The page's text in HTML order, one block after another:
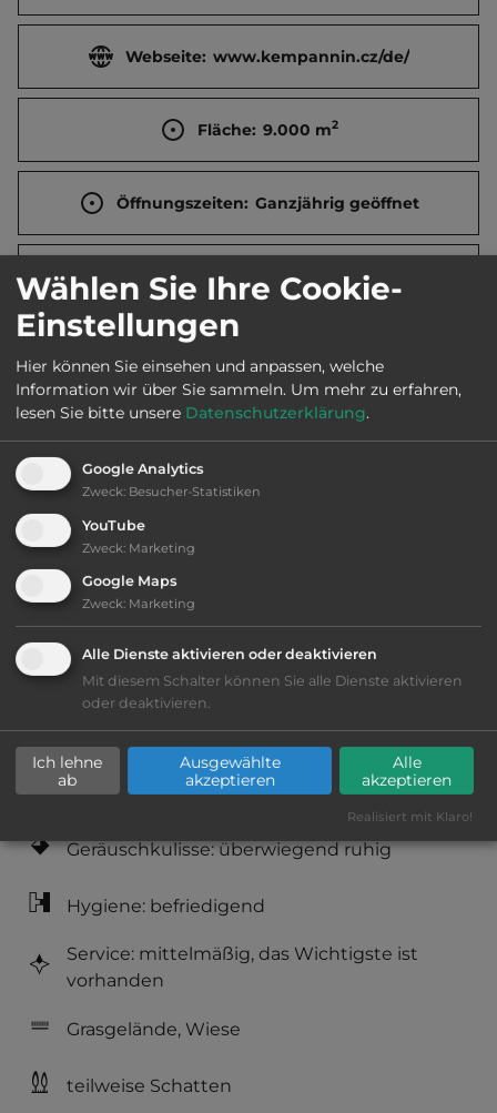
Webseite: www.kempannin.cz/de/
Fläche: 9.000 m2
Öffnungszeiten: Ganzjährig geöffnet
Telefon: 00420 607 937653
Sehenswürdigkeiten:
Kirche St. Philippus und Jakobus, Wehrkirche Sankt
Maurenzen, Jüdischer Friedhof, Statue des hl.
Johannes von Nepomuk.
Ausstattung
bis 10,- Euro
Klassifizierung: befriedigend
Lage: schön
Platzeinrichtung: befriedigend
Geräuschkulisse: überwiegend ruhig
Hygiene: befriedigend
Service: mittelmäßig, das Wichtigste ist
vorhanden
Grasgelände, Wiese
teilweise Schatten
Wählen Sie Ihre Cookie-
Einstellungen
Hier können Sie einsehen und anpassen, welche
Information wir über Sie sammeln. Um mehr zu erfahren,
lesen Sie bitte unsere Datenschutzerklärung.
Google Analytics
Zweck: Besucher-Statistiken
YouTube
Zweck: Marketing
Google Maps
Zweck: Marketing
Alle Dienste aktivieren oder deaktivieren
Mit diesem Schalter können Sie alle Dienste aktivieren
oder deaktivieren.
Ich lehne
ab
Ausgewählte
akzeptieren
Alle
akzeptieren
Realisiert mit Klaro!